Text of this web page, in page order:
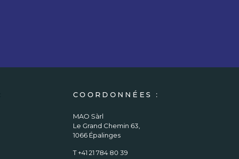
COORDONNÉES :
MAO Sàrl
Le Grand Chemin 63,
1066 Épalinges
T +41 21 784 80 39